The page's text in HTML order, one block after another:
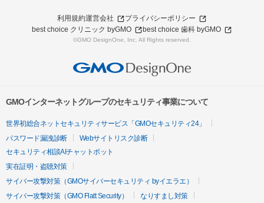
利用規約運営会社
プライバシーポリシー
best choice クリニック byGMO
best choice 歯科 byGMO
©GMO DesignOne, Inc. All Rights reserved.
GMOインターネットグループのセキュリティ事業について
世界初総合ネットセキュリティサービス「GMOセキュリティ24」
パスワード漏洩診断
Webサイトリスク診断
セキュリティ相談AIチャットボット
実在証明・盗聴対策
サイバー攻撃対策（GMOサイバーセキュリティ byイエラエ）
サイバー攻撃対策（GMO Flatt Security）
なりすまし対策